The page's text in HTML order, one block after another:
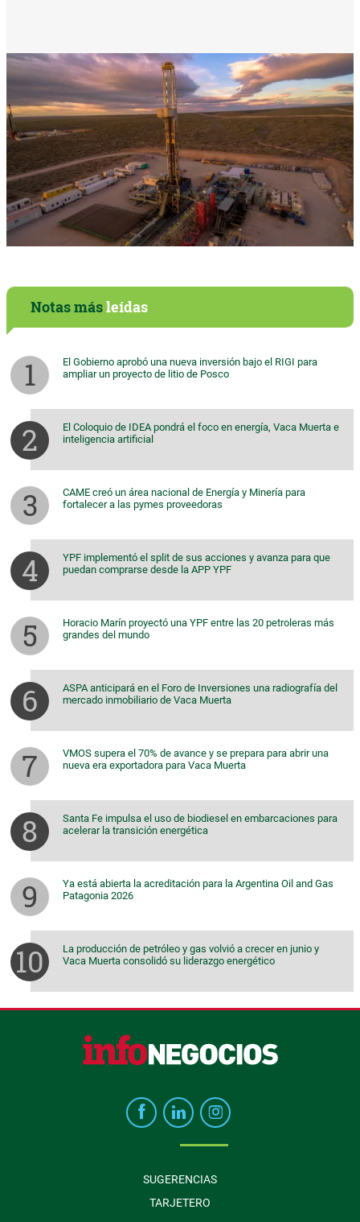
Notas másleídas
El Gobierno aprobó una nueva inversión bajo el RIGI para
ampliar un proyecto de litio de Posco
El Coloquio de IDEA pondrá el foco en energía, Vaca Muerta e
inteligencia artificial
CAME creó un área nacional de Energía y Minería para
fortalecer a las pymes proveedoras
YPF implementó el split de sus acciones y avanza para que
puedan comprarse desde la APP YPF
Horacio Marín proyectó una YPF entre las 20 petroleras más
grandes del mundo
ASPA anticipará en el Foro de Inversiones una radiografía del
mercado inmobiliario de Vaca Muerta
VMOS supera el 70% de avance y se prepara para abrir una
nueva era exportadora para Vaca Muerta
Santa Fe impulsa el uso de biodiesel en embarcaciones para
acelerar la transición energética
Ya está abierta la acreditación para la Argentina Oil and Gas
Patagonia 2026
La producción de petróleo y gas volvió a crecer en junio y
Vaca Muerta consolidó su liderazgo energético
SUGERENCIAS
TARJETERO